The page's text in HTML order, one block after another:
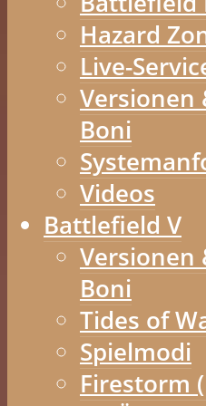
Hazard
Live-
Versionen
Boni
Videos
Battlefield V
Versionen
Boni
Tides of
Spielmodi
Firestorm